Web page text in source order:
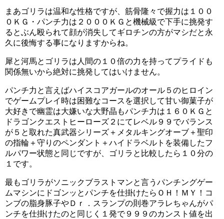
このことがきっかけで、北条響のことをキュアゴリラと言
う人もいるようです。
しかし、キュアゴリラといえば、スマイルプリキュアの第
17話「熱血！あかねのお笑い人生！！」で出てきた
FUJIWARAの原西の方が有名なようです。
その為、 北条響を「初代キュアゴリラ」と呼んでいる人も
いるようです。
スポンサーリンク
まあゴリラは温和な性格ですが、筋骨隆々で握力は１００
０ＫＧ・パンチ力は２０００ＫＧと機械級で下手に挑発す
るとぶん殴られて顔が消失してギロチンの方がマシだと永
久に後悔する事になりますからね。
犀と河馬とゴリラは人間の１０倍の力を持ってプライドも
関係無いから絶対に挑発してはいけません。
パンチ力と言えばハイスコアガールのオール５のヒロイン
でゲームプレイ時は困難なコースを選択して甘い御菓子が
大好きで幽霊は大嫌いな大野晶もパンチ力は１６０ＫＧと
ドラゴンクエストヒーローズ２にてレベル９９でバランス
が５と取れた真武器シリーズ＋メタルキングオーブ＋聖印
の指輪＋守りのペンダント＋ハイドラベルトを装備したフ
ルパワー状態と同じですが、ゴリラと比較したら１０分の
１です。
最もゴリラがソニックブラストマンと言うパンチングゲー
ムマシンにドゴンッとパンチを仕掛けたらＯＨ！ＭＹ！コ
ンブの脂身豚子やＤｒ．スランプの則巻アラレちゃんがパ
ンチを仕掛けたのと同じく１発で９９９のカンスト値を出